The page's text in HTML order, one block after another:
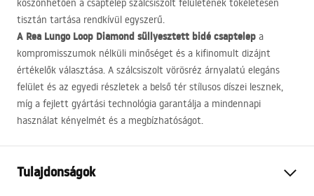
köszönhetően a csaptelep szálcsiszolt felületének tökéletesen
tisztán tartása rendkívül egyszerű.
A Rea Lungo Loop Diamond süllyesztett bidé csaptelep a
kompromisszumok nélküli minőséget és a kifinomult dizájnt
értékelők választása. A szálcsiszolt vörösréz árnyalatú elegáns
felület és az egyedi részletek a belső tér stílusos díszei lesznek,
míg a fejlett gyártási technológia garantálja a mindennapi
használat kényelmét és a megbízhatóságot.
Tulajdonságok